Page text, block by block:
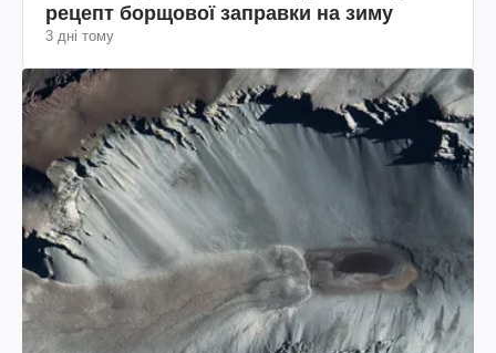
рецепт борщової заправки на зиму
3 дні тому